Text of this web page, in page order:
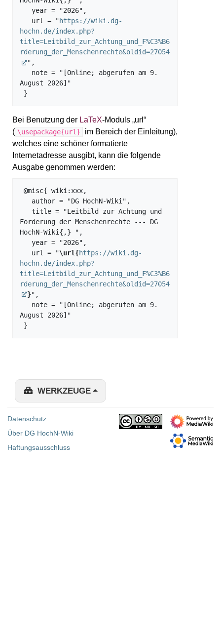
   url = "
https://wiki.dg-
hochn.de/index.php?
title=Leitbild_zur_Achtung_und_F%C3%B6
rderung_der_Menschenrechte&oldid=27054
",
August 2026]"
Bei Benutzung der LaTeX-Moduls „url“
( \usepackage{url}
im Bereich der Einleitung),
welches eine schöner formatierte
Internetadresse ausgibt, kann die folgende
Ausgabe genommen werden:
Förderung der Menschenrechte --- DG
HochN-Wiki{,} ",
   url = "
\url{https://wiki.dg-
hochn.de/index.php?
title=Leitbild_zur_Achtung_und_F%C3%B6
rderung_der_Menschenrechte&oldid=27054
}",
August 2026]"
WERKZEUGE
Datenschutz
Über DG HochN-Wiki
Haftungsausschluss